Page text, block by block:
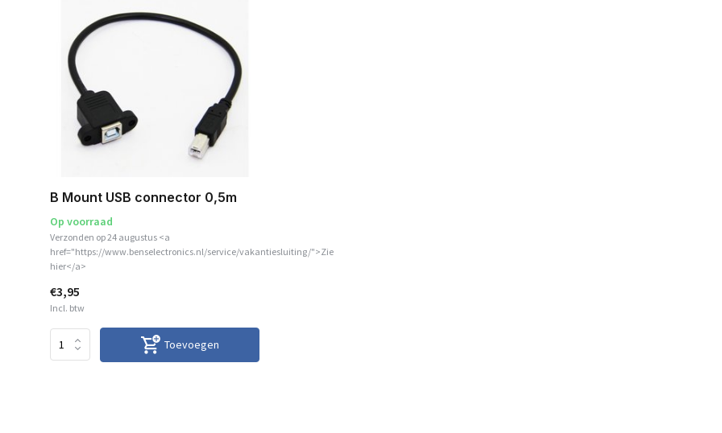
B Mount USB connector 0,5m
Op voorraad
Verzonden op 24 augustus <a
href="https://www.benselectronics.nl/service/vakantiesluiting/">Zie
hier</a>
€3,95
Incl. btw
Toevoegen